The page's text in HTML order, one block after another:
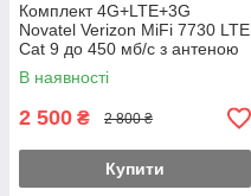
Комплект 4G+LTE+3G
Novatel Verizon MiFi 7730 LTE
Cat 9 до 450 мб/с з антеною
MIMO 2×9dbi (KS,VD,Life)
В наявності
2 500 ₴ 2 800 ₴
Купити